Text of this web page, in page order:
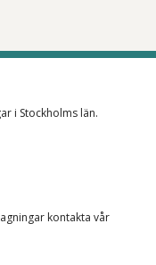
i Stockholms län.
kontakta vår